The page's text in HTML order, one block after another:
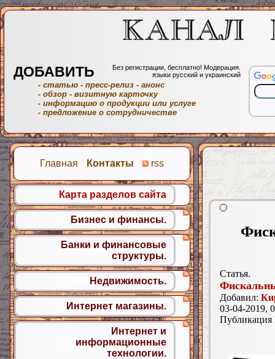
Статья.
Добавил:
03-04-2019,
Главная Контакты rss
Карта разделов сайта
Бизнес и финансы.
Банки и финансовые
структуры.
Недвижимость.
Интернет магазины.
Интернет и
информационные
технологии.
ДОБАВИТЬ
Без регистрации, бесплатно! Модерация.
языки русский и украинский
- статью - пресс-релиз - анонс
- обзор - визитную карточку
- информацию о продукции или услуге
- предложение о сотрудничестве